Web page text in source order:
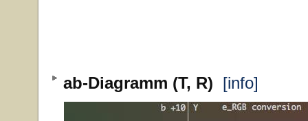
ab-Diagramm (T, R) [info]